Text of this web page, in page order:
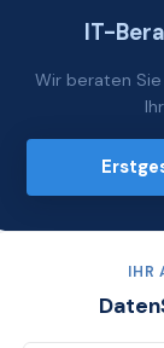
IT-
Wir beraten
IHR